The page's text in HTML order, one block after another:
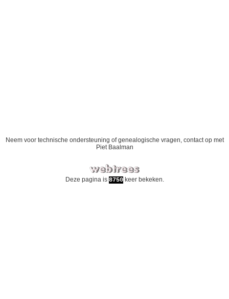
Neem voor technische ondersteuning of genealogische vragen, contact op met
Piet Baalman
Deze pagina is 8750keer bekeken.